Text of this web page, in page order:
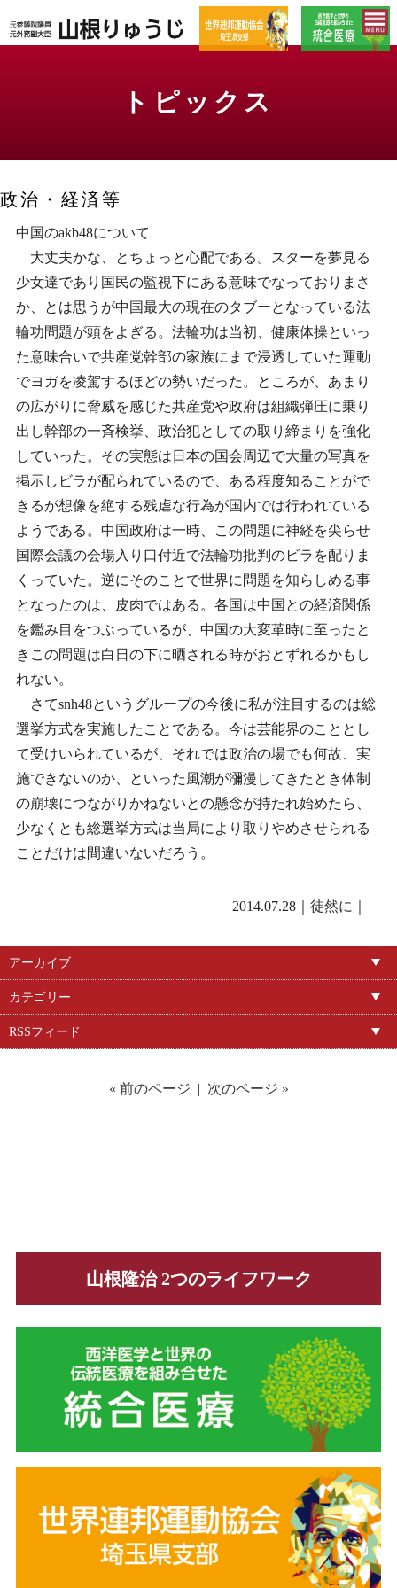
トピックス
政治・経済等
中国のakb48について
大丈夫かな、とちょっと心配である。スターを夢見る
少女達であり国民の監視下にある意味でなっておりまさ
か、とは思うが中国最大の現在のタブーとなっている法
輪功問題が頭をよぎる。法輪功は当初、健康体操といっ
た意味合いで共産党幹部の家族にまで浸透していた運動
でヨガを凌駕するほどの勢いだった。ところが、あまり
の広がりに脅威を感じた共産党や政府は組織弾圧に乗り
出し幹部の一斉検挙、政治犯としての取り締まりを強化
していった。その実態は日本の国会周辺で大量の写真を
掲示しビラが配られているので、ある程度知ることがで
きるが想像を絶する残虐な行為が国内では行われている
ようである。中国政府は一時、この問題に神経を尖らせ
国際会議の会場入り口付近で法輪功批判のビラを配りま
くっていた。逆にそのことで世界に問題を知らしめる事
となったのは、皮肉ではある。各国は中国との経済関係
を鑑み目をつぶっているが、中国の大変革時に至ったと
きこの問題は白日の下に晒される時がおとずれるかもし
れない。
さてsnh48というグループの今後に私が注目するのは総
選挙方式を実施したことである。今は芸能界のこととし
て受けいられているが、それでは政治の場でも何故、実
施できないのか、といった風潮が瀰漫してきたとき体制
の崩壊につながりかねないとの懸念が持たれ始めたら、
少なくとも総選挙方式は当局により取りやめさせられる
ことだけは間違いないだろう。
2014.07.28｜ 徒然に
アーカイブ
カテゴリー
RSSフィード
« 前のページ | 次のページ »
山根隆治 2つのライフワーク